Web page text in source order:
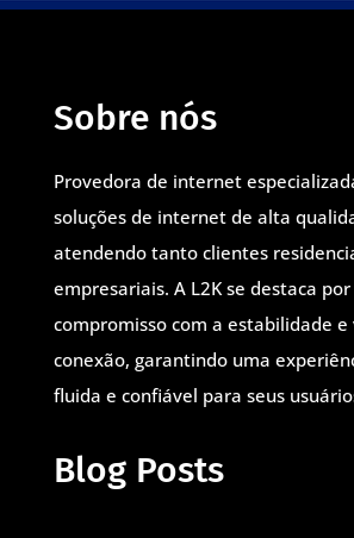
Sobre nós
Provedora de internet
soluções de internet de alta
atendendo tanto clientes
empresariais. A L2K se destaca por
compromisso com a estabilidade e
conexão, garantindo uma
fluida e confiável para seus
Blog Posts